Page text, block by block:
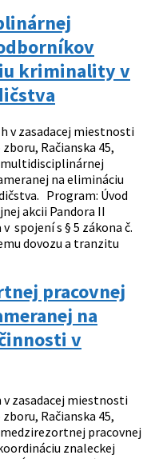
kriminality v
h v zasadacej miestnosti
Račianska 45,
multidisciplinárnej
na elimináciu
Program: Úvod
akcii Pandora II
spojení s § 5 zákona č.
dovozu a tranzitu
pracovnej
na
v
v zasadacej miestnosti
Račianska 45,
pracovnej
znaleckej